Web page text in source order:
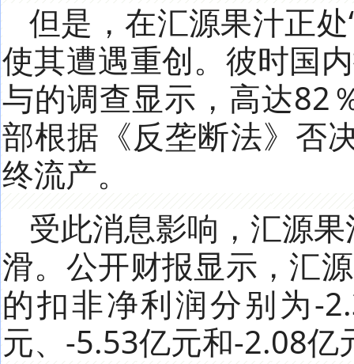
但是，在汇源果汁正
使其遭遇重创。彼时国
与的调查显示，高达82
部根据《反垄断法》否
终流产。
受此消息影响，汇源
滑。公开财报显示，汇
的扣非净利润分别为-
元、-5.53亿元和-2.08亿